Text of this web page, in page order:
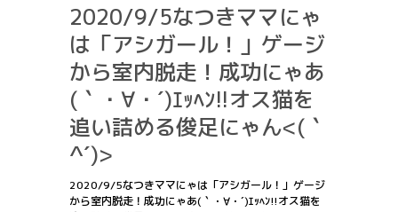
2020/9/5なつきママにゃ
は「アシガール！」ゲージ
から室内脱走！成功にゃあ
(｀・∀・´)ｴｯﾍﾝ!!オス猫を
追い詰める俊足にゃん<(｀
^´)>
2020/9/5なつきママにゃは「アシガール！」ゲージ
から室内脱走！成功にゃあ(｀・∀・´)ｴｯﾍﾝ!!オス猫を